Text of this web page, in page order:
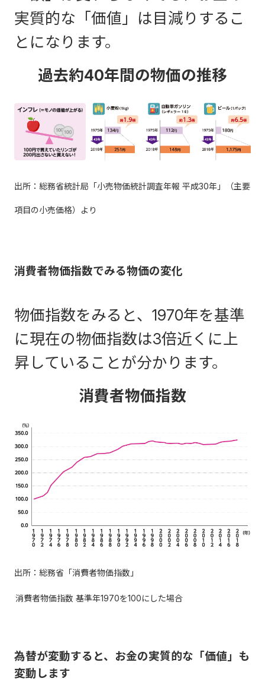
実質的な「価値」は目減りするこ
とになります。
過去約40年間の物価の推移
出所：総務省統計局「小売物価統計調査年報 平成30年」（主要
項目の小売価格）より
消費者物価指数でみる物価の変化
物価指数をみると、1970年を基準
に現在の物価指数は3倍近くに上
昇していることが分かります。
消費者物価指数
出所：総務省「消費者物価指数」
消費者物価指数 基準年1970を100にした場合
為替が変動すると、お金の実質的な「価値」も
変動します